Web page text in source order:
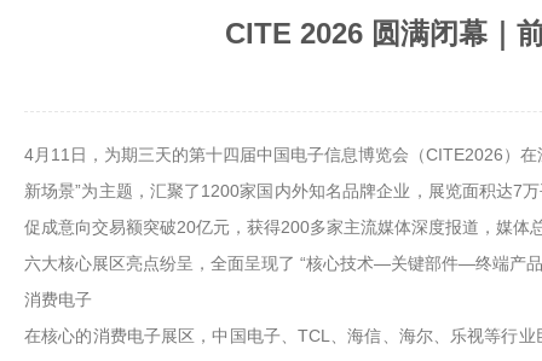
CITE 2026 圆满闭幕｜
4月11日，为期三天的第十四届中国电子信息博览会（CITE2026）
新场景”为主题，汇聚了1200家国内外知名品牌企业，展览面积达7
促成意向交易额突破20亿元，获得200多家主流媒体深度报道，媒
六大核心展区亮点纷呈，全面呈现了 “核心技术—关键部件—终端产
消费电子
在核心的消费电子展区，中国电子、TCL、海信、海尔、乐视等行